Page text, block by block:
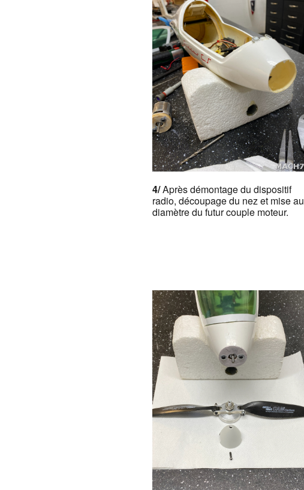
4/Après démontage du dispositif
radio, découpage du nez et mise au
diamètre du futur couple moteur.